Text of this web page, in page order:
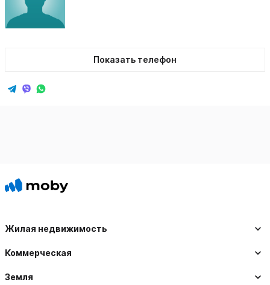
Показать телефон
Жилая недвижимость
Коммерческая
Земля